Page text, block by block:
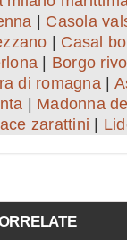
Casola
Casal
Borgo
di romagna|
Madonna
zarattini